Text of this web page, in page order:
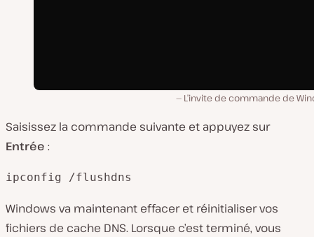
L’invite de commande de
Saisissez la commande suivante et appuyez sur
Entrée :
ipconfig /flushdns
Windows va maintenant effacer et réinitialiser vos
fichiers de cache DNS. Lorsque c’est terminé, vous